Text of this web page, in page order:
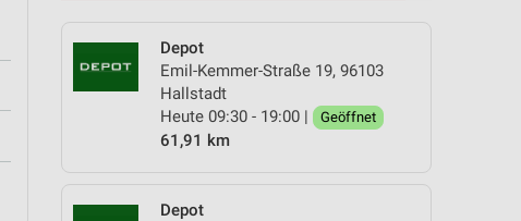
Depot
Emil-Kemmer-Straße 19, 96103
Hallstadt
Heute 09:30 - 19:00 |
Geöffnet
61,91 km
Depot